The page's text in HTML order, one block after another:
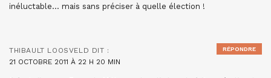
inéluctable… mais sans préciser à quelle élection !
THIBAULT LOOSVELD DIT :
21 OCTOBRE 2011 À 22 H 20 MIN
RÉPONDRE